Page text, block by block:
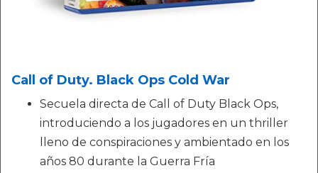
Call of Duty. Black Ops Cold War
Secuela directa de Call of Duty Black Ops,
introduciendo a los jugadores en un thriller
lleno de conspiraciones y ambientado en los
años 80 durante la Guerra Fría